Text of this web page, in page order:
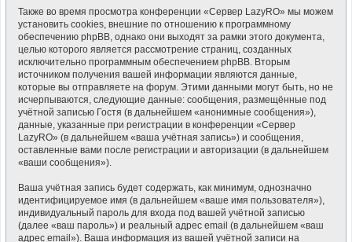
Также во время просмотра конференции «Сервер LazyRO» мы можем
установить cookies, внешние по отношению к программному
обеспечению phpBB, однако они выходят за рамки этого документа,
целью которого является рассмотрение страниц, созданных
исключительно программным обеспечением phpBB. Вторым
источником получения вашей информации являются данные,
которые вы отправляете на форум. Этими данными могут быть, но не
исчерпываются, следующие данные: сообщения, размещённые под
учётной записью Гостя (в дальнейшем «анонимные сообщения»),
данные, указанные при регистрации в конференции «Сервер
LazyRO» (в дальнейшем «ваша учётная запись») и сообщения,
оставленные вами после регистрации и авторизации (в дальнейшем
«ваши сообщения»).
Ваша учётная запись будет содержать, как минимум, однозначно
идентифицируемое имя (в дальнейшем «ваше имя пользователя»),
индивидуальный пароль для входа под вашей учётной записью
(далее «ваш пароль») и реальный адрес email (в дальнейшем «ваш
адрес email»). Ваша информация из вашей учётной записи на